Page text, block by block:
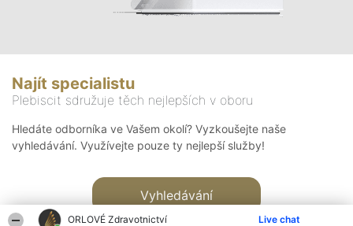
ORLOVÉ Zdravotnictví Live chat
Najít specialistu
Plebiscit sdružuje těch nejlepších v oboru
Hledáte odborníka ve Vašem okolí? Vyzkoušejte naše
vyhledávání. Využívejte pouze ty nejlepší služby!
Vyhledávání